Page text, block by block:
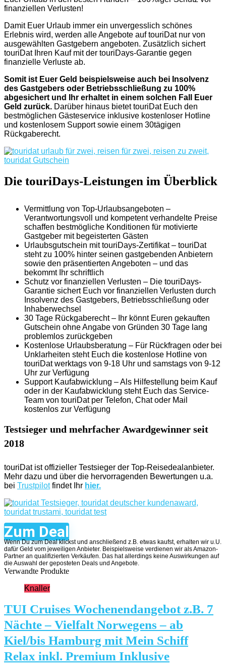
finanziellen Verlusten!
Damit Euer Urlaub immer ein unvergesslich schönes
Erlebnis wird, werden alle Angebote auf touriDat nur von
ausgewählten Gastgebern angeboten. Zusätzlich sichert
touriDat Ihren Kauf mit der touriDays-Garantie gegen
finanzielle Verluste ab.
Somit ist Euer Geld beispielsweise auch bei Insolvenz
des Gastgebers oder Betriebsschließung zu 100%
abgesichert und Ihr erhaltet in einem solchen Fall Euer
Geld zurück. Darüber hinaus bietet touriDat Euch den
bestmöglichen Gästeservice inklusive kostenloser Hotline
und kostenlosem Support sowie einem 30tägigen
Rückgaberecht.
Die touriDays-Leistungen im Überblick
Vermittlung von Top-Urlaubsangeboten –
Verantwortungsvoll und kompetent verhandelte Preise
schaffen bestmögliche Konditionen für motivierte
Gastgeber mit begeisterten Gästen
Urlaubsgutschein mit touriDays-Zertifikat – touriDat
steht zu 100% hinter seinen gastgebenden Anbietern
sowie den präsentierten Angeboten – und das
bekommt Ihr schriftlich
Schutz vor finanziellen Verlusten – Die touriDays-
Garantie sichert Euch vor finanziellen Verlusten durch
Insolvenz des Gastgebers, Betriebsschließung oder
Inhaberwechsel
30 Tage Rückgaberecht – Ihr könnt Euren gekauften
Gutschein ohne Angabe von Gründen 30 Tage lang
problemlos zurückgeben
Kostenlose Urlaubsberatung – Für Rückfragen oder bei
Unklarheiten steht Euch die kostenlose Hotline von
touriDat werktags von 9-18 Uhr und samstags von 9-12
Uhr zur Verfügung
Support Kaufabwicklung – Als Hilfestellung beim Kauf
oder in der Kaufabwicklung steht Euch das Service-
Team von touriDat per Telefon, Chat oder Mail
kostenlos zur Verfügung
Testsieger und mehrfacher Awardgewinner seit
2018
touriDat ist offizieller Testsieger der Top-Reisedealanbieter.
Mehr dazu und über die hervorragenden Bewertungen u.a.
bei Trustpilotfindet Ihr hier.
Zum Deal
Wenn Du zum Deal klickst und anschließend z.B. etwas kaufst, erhalten wir u.U.
dafür Geld vom jeweiligen Anbieter. Beispielsweise verdienen wir als Amazon-
Partner an qualifizierten Verkäufen. Das hat allerdings keine Auswirkungen auf
die Auswahl der geposteten Deals und Angebote.
Verwandte Produkte
Knaller
TUI Cruises Wochenendangebot z.B. 7
Nächte – Vielfalt Norwegens – ab
Kiel/bis Hamburg mit Mein Schiff
Relax inkl. Premium Inklusive